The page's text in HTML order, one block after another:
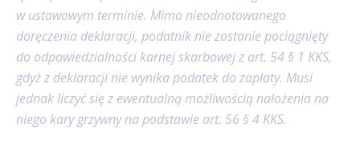
w ustawowym terminie. Mimo nieodnotowanego
doręczenia deklaracji, podatnik nie zostanie pociągnięty
do odpowiedzialności karnej skarbowej z art. 54 § 1 KKS,
gdyż z deklaracji nie wynika podatek do zapłaty. Musi
jednak liczyć się z ewentualną możliwością nałożenia na
niego kary grzywny na podstawie art. 56 § 4 KKS.